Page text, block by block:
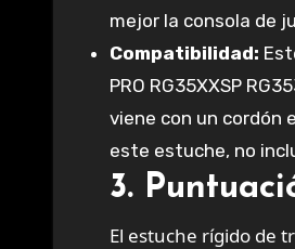
mejor la consola de
Compatibilidad:
PRO RG35XXSP
viene con un cordón
este estuche, no
3.
El estuche rígido de transporte para consolas de juegos portátiles tiene una excelente calificación de 4.8